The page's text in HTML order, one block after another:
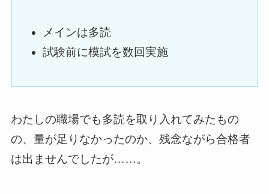
メインは多読
試験前に模試を数回実施
わたしの職場でも多読を取り入れてみたもの
の、量が足りなかったのか、残念ながら合格者
は出ませんでしたが……。